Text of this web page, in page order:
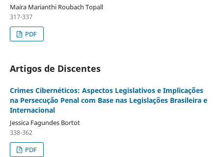
Maíra Marianthi Roubach Topall
317-337
PDF
Artigos de Discentes
Crimes Cibernéticos: Aspectos Legislativos e Implicações
na Persecução Penal com Base nas Legislações Brasileira e
Internacional
Jessica Fagundes Bortot
338-362
PDF